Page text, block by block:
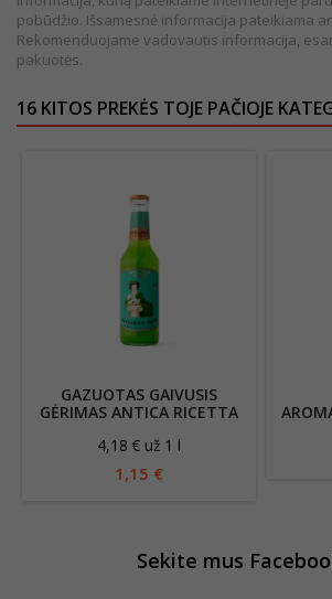
pobūdžio. Išsamesnė informacija pateikiama
Rekomenduojame vadovautis informacija,
pakuotės.
16 KITOS PREKĖS TOJE PAČIOJE
GAZUOTAS GAIVUSIS
GĖRIMAS ANTICA RICETTA
VERDE 275ML
4,18 € už 1 l
1,15 €
Sekite mus